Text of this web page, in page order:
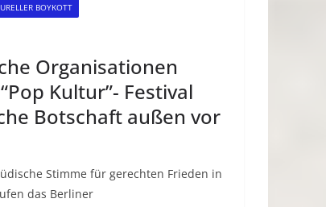
BOYKOTT
Organisationen
Kultur”- Festival
Botschaft außen vor
Stimme für gerechten Frieden in
das Berliner